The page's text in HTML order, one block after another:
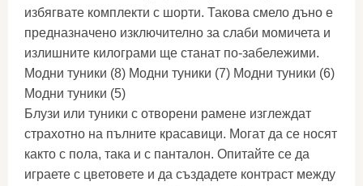
избягвате комплекти с шорти. Такова смело дъно е
предназначено изключително за слаби момичета и
излишните килограми ще станат по-забележими.
Модни туники (8) Модни туники (7) Модни туники (6)
Модни туники (5)
Блузи или туники с отворени рамене изглеждат
страхотно на пълните красавици. Могат да се носят
както с пола, така и с панталон. Опитайте се да
играете с цветовете и да създадете контраст между